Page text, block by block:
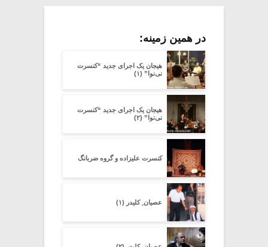
در همین زمینه:
هیجان یک اجرای جدید “کنسرت
نی‌نوا” (۱)
هیجان یک اجرای جدید “کنسرت
نی‌نوا” (۲)
کنسرت علیزاده و گروه ضربانگ
عصیان ِ کلیدر (۱)